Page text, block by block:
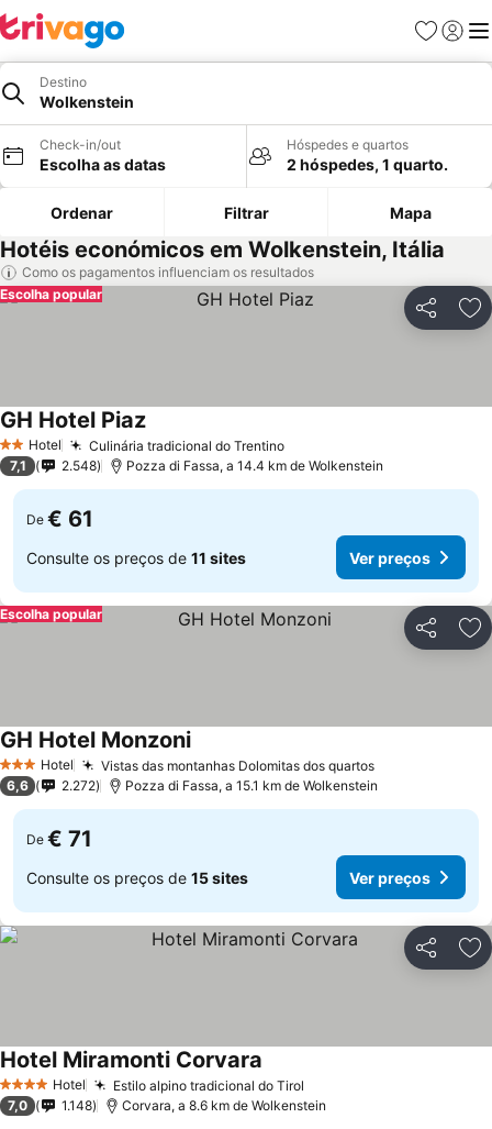
Favoritos
Iniciar
Destino
Wolkenstein
Check-in/out
Escolha as datas
Hóspedes e quartos
2 hóspedes, 1 quarto.
Ordenar Filtrar Mapa
Hotéis económicos em Wolkenstein, Itália
Como os pagamentos influenciam os resultados
Partilhar
Escolha popular
2 Estrelas
Hotel Culinária tradicional do TrentinoVer preços
GH Hotel PiazVer preços
7,1 2.548 Pozza di Fassa, a 14.4 km de Wolkenstein
De € 61
Consulte os preços de 11 sites Ver preços
Partilhar
Escolha popular
3 EstrelasHotel Vistas das montanhas Dolomitas dos quartosVer preços
GH Hotel MonzoniVer preços
6,6 2.272 Pozza di Fassa, a 15.1 km de Wolkenstein
De € 71
Consulte os preços de 15 sites Ver preços
Partilhar
4 EstrelasHotel Estilo alpino tradicional do Tirol
Hotel Miramonti Corvara
7,0 1.148 Corvara, a 8.6 km de Wolkenstein